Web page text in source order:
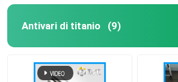
Antivari di titanio (9)